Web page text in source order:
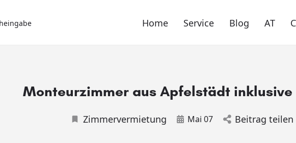
Home Service Blog AT
Monteurzimmer aus Apfelstädt inklusive
Zimmervermietung Mai 07 Beitrag teilen